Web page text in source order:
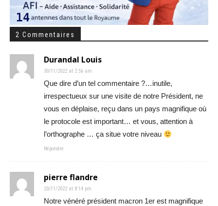
2 Commentaires
Durandal Louis
30/11/2022 at 2:56 am
Que dire d’un tel commentaire ?…inutile,
irrespectueux sur une visite de notre Président, ne
vous en déplaise, reçu dans un pays magnifique où
le protocole est important… et vous, attention à
l’orthographe … ça situe votre niveau
Répondre
pierre flandre
20/11/2022 at 8:14 pm
Notre vénéré président macron 1er est magnifique